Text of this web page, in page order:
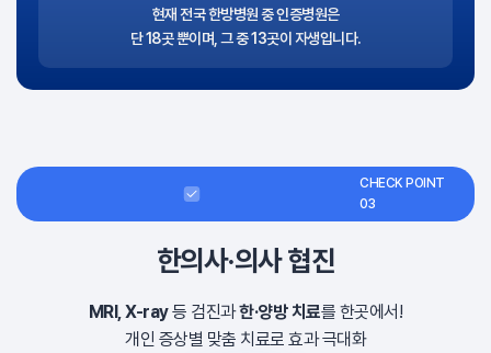
현재 전국 한방병원 중 인증병원은
단 18곳 뿐이며, 그 중 13곳이 자생입니다.
CHECK POINT
03
한의사·의사 협진
MRI, X-ray등 검진과한·양방 치료를 한곳에서!
개인 증상별 맞춤 치료로 효과 극대화